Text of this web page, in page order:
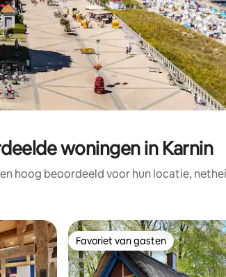
woningen in Karnin
hoog beoordeeld voor hun locatie,
Favoriet van gasten
Favoriet van gasten